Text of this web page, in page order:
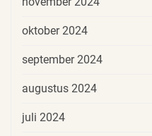
oktober 2024
september 2024
augustus 2024
juli 2024